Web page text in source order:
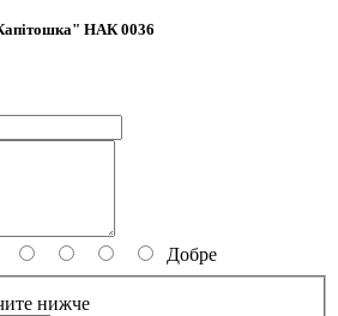
НАК 0036
Добре
нижче